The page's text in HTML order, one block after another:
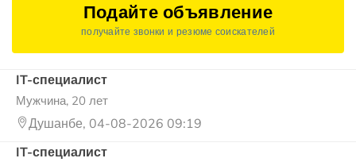
Подайте объявление
получайте звонки и резюме соискателей
IT-специалист
Мужчина, 20 лет
Душанбе, 04-08-2026 09:19
IT-специалист